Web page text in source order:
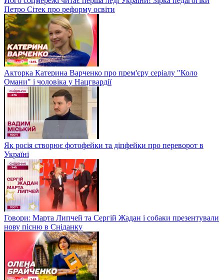
Петро Сітек про реформу освіти
Акторка Катерина Варченко про прем'єру серіалу "Коло
Омани" і чоловіка у Нацгвардії
Як росія створює фотофейки та діпфейки про переворот в
Україні
Говори: Марта Липчей та Сергій Жадан і собаки презентували
нову пісню в Сніданку